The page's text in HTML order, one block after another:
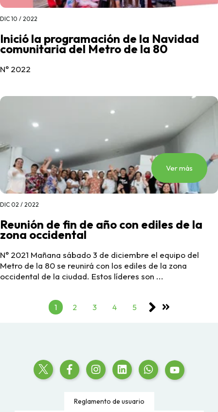
DIC 10 / 2022
Inició la programación de la Navidad
comunitaria del Metro de la 80
N° 2022
Ver más
DIC 02 / 2022
Reunión de fin de año con ediles de la
zona occidental
N° 2021 Mañana sábado 3 de diciembre el equipo del
Metro de la 80 se reunirá con los ediles de la zona
occidental de la ciudad. Estos líderes son ...
1 2 3 4 5
Reglamento de usuario